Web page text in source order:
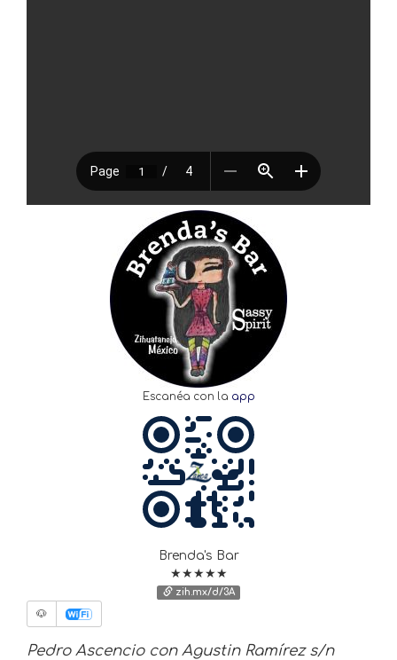
Escanéa con la app
Brenda's Bar
★★★★★
zih.mx/d/3A
🐶
Pedro Ascencio con Agustin Ramírez s/n